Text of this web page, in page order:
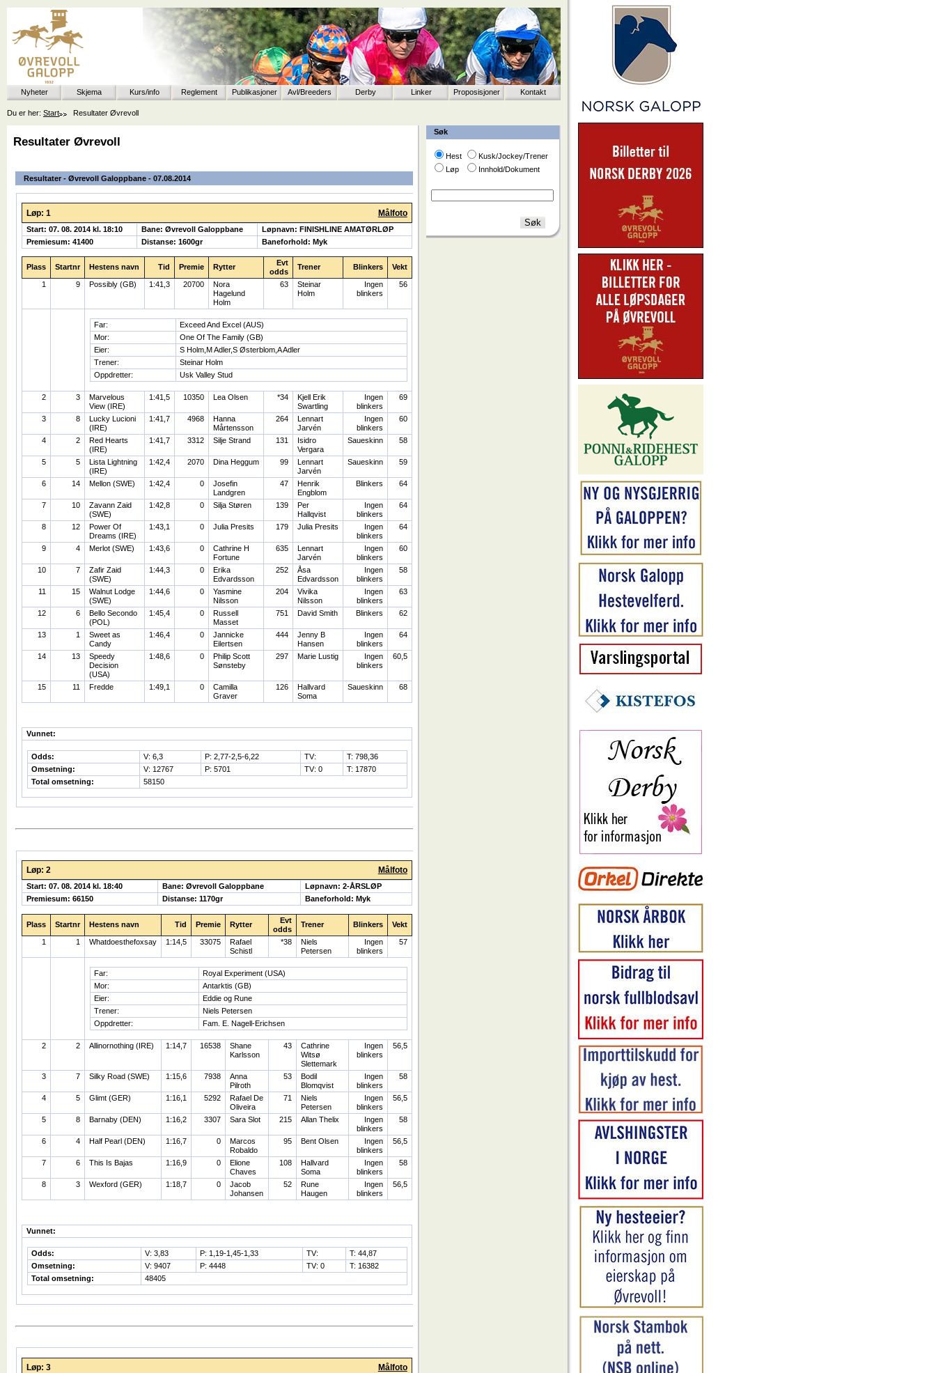
Nyheter Skjema Kurs/info Reglement Publikasjoner Avl/Breeders Derby Linker Proposisjoner Kontakt
Du er her: Start Resultater Øvrevoll
Søk
Hest
Kusk/Jockey/Trener
Løp
Innhold/Dokument
Resultater Øvrevoll
Resultater - Øvrevoll Galoppbane - 07.08.2014
Løp: 1 Målfoto
Start: 07. 08. 2014 kl. 18:10 Bane: Øvrevoll Galoppbane
Løpnavn: FINISHLINE AMATØRLØP
Premiesum: 41400
Distanse: 1600gr Baneforhold: Myk
Plass Startnr Hestens navn Tid Premie Rytter
Evt
odds
Trener Blinkers Vekt
1 9 Possibly (GB) 1:41,3 20700
Nora
Hagelund
Holm
63
Steinar
Holm
Ingen
blinkers
56
Far:
Exceed And Excel (AUS)
Mor:
One Of The Family (GB)
Eier:
S Holm,M Adler,S Østerblom,A Adler
Trener:
Steinar Holm
Oppdretter:
Usk Valley Stud
2 3
Marvelous
View (IRE)
1:41,5 10350 Lea Olsen *34
Kjell Erik
Swartling
Ingen
blinkers
69
3 8
Lucky Lucioni
(IRE)
1:41,7 4968
Hanna
Mårtensson
264
Lennart
Jarvén
Ingen
blinkers
60
4 2
Red Hearts
(IRE)
1:41,7 3312 Silje Strand 131
Isidro
Vergara
Saueskinn 58
5 5
Lista Lightning
(IRE)
1:42,4 2070 Dina Heggum 99
Lennart
Jarvén
Saueskinn 59
6 14 Mellon (SWE) 1:42,4 0
Josefin
Landgren
47
Henrik
Engblom
Blinkers 64
7 10
Zavann Zaid
(SWE)
1:42,8 0 Silja Støren 139
Per
Hallqvist
Ingen
blinkers
64
8 12
Power Of
Dreams (IRE)
1:43,1 0 Julia Presits 179 Julia Presits
Ingen
blinkers
64
9 4 Merlot (SWE) 1:43,6 0
Cathrine H
Fortune
635
Lennart
Jarvén
Ingen
blinkers
60
10 7
Zafir Zaid
(SWE)
1:44,3 0
Erika
Edvardsson
252
Åsa
Edvardsson
Ingen
blinkers
58
11 15
Walnut Lodge
(SWE)
1:44,6 0
Yasmine
Nilsson
204
Vivika
Nilsson
Ingen
blinkers
63
12 6
Bello Secondo
(POL)
1:45,4 0
Russell
Masset
751 David Smith Blinkers 62
13 1
Sweet as
Candy
1:46,4 0
Jannicke
Eilertsen
444
Jenny B
Hansen
Ingen
blinkers
64
14 13
Speedy
Decision
(USA)
1:48,6 0
Philip Scott
Sønsteby
297 Marie Lustig
Ingen
blinkers
60,5
15 11 Fredde 1:49,1 0
Camilla
Graver
126
Hallvard
Soma
Saueskinn 68
Vunnet:
Odds: V: 6,3 P: 2,77-2,5-6,22 TV:
T: 798,36
Omsetning:
V: 12767 P: 5701 TV: 0
T: 17870
Total omsetning:
58150
Løp: 2 Målfoto
Start: 07. 08. 2014 kl. 18:40 Bane: Øvrevoll Galoppbane
Løpnavn: 2-ÅRSLØP
Premiesum: 66150
Distanse: 1170gr Baneforhold: Myk
Plass Startnr Hestens navn Tid Premie Rytter
Evt
odds
Trener Blinkers Vekt
1 1 Whatdoesthefoxsay 1:14,5 33075
Rafael
Schistl
*38
Niels
Petersen
Ingen
blinkers
57
Far:
Royal Experiment (USA)
Mor:
Antarktis (GB)
Eier:
Eddie og Rune
Trener:
Niels Petersen
Oppdretter:
Fam. E. Nagell-Erichsen
2 2 Allinornothing (IRE) 1:14,7 16538
Shane
Karlsson
43
Cathrine
Witsø
Slettemark
Ingen
blinkers
56,5
3 7 Silky Road (SWE) 1:15,6 7938
Anna
Pilroth
53
Bodil
Blomqvist
Ingen
blinkers
58
4 5 Glimt (GER) 1:16,1 5292
Rafael De
Oliveira
71
Niels
Petersen
Ingen
blinkers
56,5
5 8 Barnaby (DEN) 1:16,2 3307 Sara Slot 215 Allan Thelix
Ingen
blinkers
58
6 4 Half Pearl (DEN) 1:16,7 0
Marcos
Robaldo
95 Bent Olsen
Ingen
blinkers
56,5
7 6 This Is Bajas 1:16,9 0
Elione
Chaves
108
Hallvard
Soma
Ingen
blinkers
58
8 3 Wexford (GER) 1:18,7 0
Jacob
Johansen
52
Rune
Haugen
Ingen
blinkers
56,5
Vunnet:
Odds: V: 3,83 P: 1,19-1,45-1,33 TV:
T: 44,87
Omsetning:
V: 9407 P: 4448 TV: 0
T: 16382
Total omsetning:
48405
Løp: 3 Målfoto